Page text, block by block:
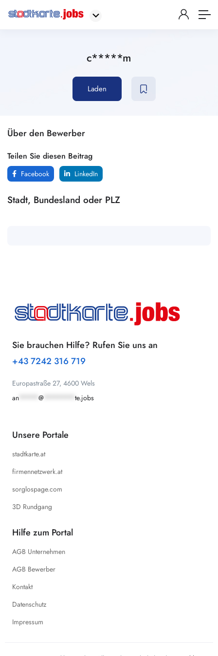
c*****m
Laden
Über den Bewerber
Teilen Sie diesen Beitrag
Facebook LinkedIn
Stadt, Bundesland oder PLZ
Sie brauchen Hilfe? Rufen Sie uns an
+43 7242 316 719
Europastraße 27, 4600 Wels
an
@ te.jobs
Unsere Portale
stadtkarte.at
firmennetzwerk.at
sorglospage.com
3D Rundgang
Hilfe zum Portal
AGB Unternehmen
AGB Bewerber
Kontakt
Datenschutz
Impressum